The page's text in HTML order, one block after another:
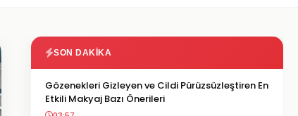
SON DAKIKA
Gözenekleri Gizleyen ve Cildi Pürüzsüzleştiren En
Etkili Makyaj Bazı Önerileri